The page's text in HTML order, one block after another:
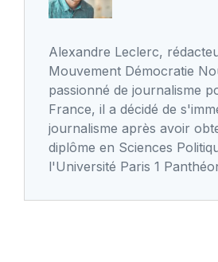
Alexandre Leclerc,
Mouvement Démocratie
passionné de journalisme
France, il a décidé de
journalisme après avoir
diplôme en Sciences
l'Université Paris 1